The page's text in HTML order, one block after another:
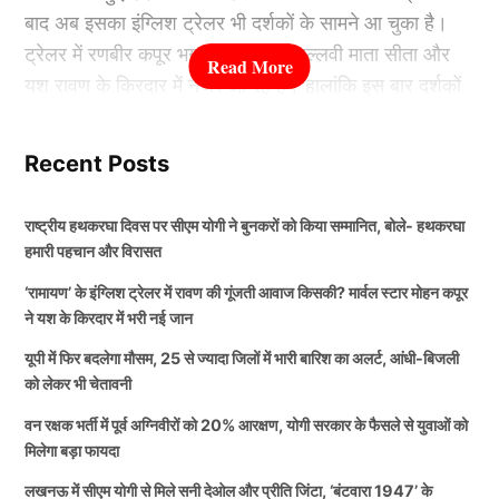
भारतीय टीम संभावित
यशस्वी जायसवाल, शुभमन गिल, करुण नायर, श्रेयस अय्यर,
जडेजा, वाशिंगटन सुंदर, नीतीश कुमार रेड्डी, कुलदीप यादव,
ALSO READ:“उसे 3 पर मौका दो…..भारत के शर्मनाक हार
के बाद भड़के सुरेश रैना, साई को बाहर कर इस खिलाड़ी को टेस्ट
डेब्यू कराने का दिया सलाह
TAGGED: Afghanistan National Cricket Team
बाद अब इसका इंग्लिश ट्रेलर भी दर्शकों के सामने आ चुका है।
ट्रेलर में रणबीर कपूर भगवान राम, साई पल्लवी माता सीता और
यश रावण के किरदार में नजर आ रहे हैं। हालांकि इस बार दर्शकों
कपूर ने दी है, जो अंतरराष्ट्रीय स्तर पर भी अपनी पहचान बना
मोहन कपूर भारतीय मनोरंजन जगत का जाना-पहचाना नाम हैं,
लेकिन अंतरराष्ट्रीय दर्शकों के बीच उनकी पहचान मार्वल की
Marvel’ और फिल्म ‘The Marvels’ में यूसुफ खान का किरदार
निभाया था। इसके अलावा वह कई भारतीय फिल्मों और टेलीविजन
Recent Posts
राष्ट्रीय हथकरघा दिवस पर सीएम योगी ने बुनकरों को किया सम्मानित, बोले- हथकरघा
हमारी पहचान और विरासत
‘रामायण’ के इंग्लिश ट्रेलर में रावण की गूंजती आवाज किसकी? मार्वल स्टार मोहन कपूर
ने यश के किरदार में भरी नई जान
यूपी में फिर बदलेगा मौसम, 25 से ज्यादा जिलों में भारी बारिश का अलर्ट, आंधी-बिजली
को लेकर भी चेतावनी
वन रक्षक भर्ती में पूर्व अग्निवीरों को 20% आरक्षण, योगी सरकार के फैसले से युवाओं को
मिलेगा बड़ा फायदा
लखनऊ में सीएम योगी से मिले सनी देओल और प्रीति जिंटा, ‘बंटवारा 1947’ के